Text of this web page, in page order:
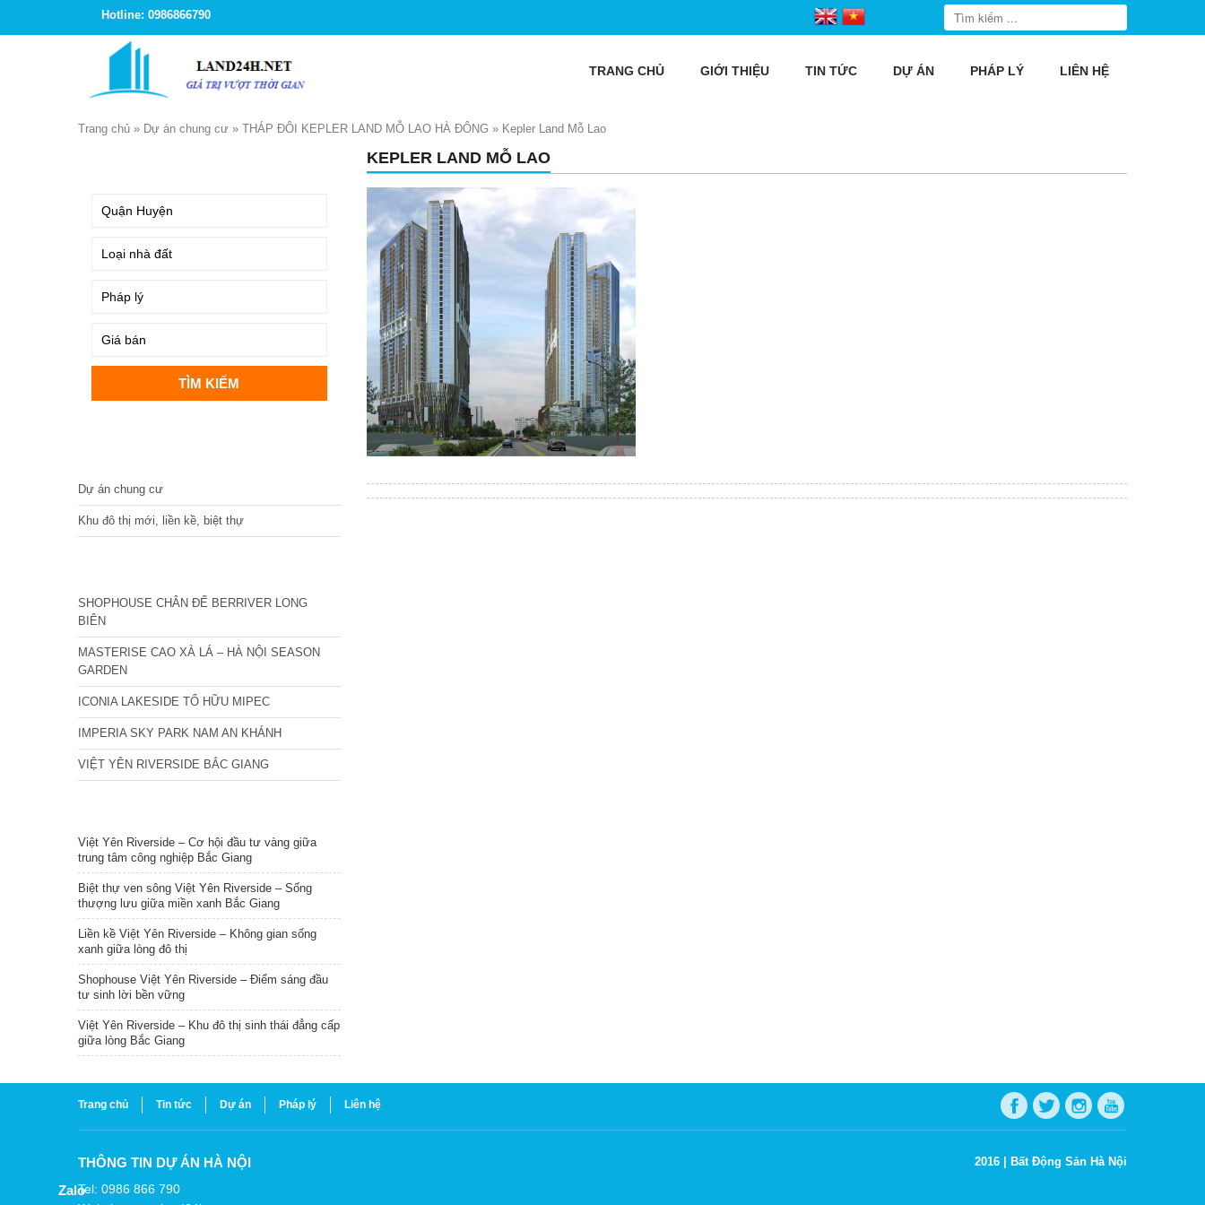
Hotline: 0986866790
TRANG CHỦ GIỚI THIỆU TIN TỨC DỰ ÁN PHÁP LÝ LIÊN HỆ
Trang chủ » Dự án chung cư » THÁP ĐÔI KEPLER LAND MỖ LAO HÀ ĐÔNG » Kepler Land Mỗ Lao
KEPLER LAND MỖ LAO
Dự án chung cư
Khu đô thị mới, liền kề, biệt thự
SHOPHOUSE CHÂN ĐẾ BERRIVER LONG
BIÊN
MASTERISE CAO XÀ LÁ – HÀ NỘI SEASON
GARDEN
ICONIA LAKESIDE TỐ HỮU MIPEC
IMPERIA SKY PARK NAM AN KHÁNH
VIỆT YÊN RIVERSIDE BẮC GIANG
Việt Yên Riverside – Cơ hội đầu tư vàng giữa
trung tâm công nghiệp Bắc Giang
Biệt thự ven sông Việt Yên Riverside – Sống
thượng lưu giữa miền xanh Bắc Giang
Liền kề Việt Yên Riverside – Không gian sống
xanh giữa lòng đô thị
Shophouse Việt Yên Riverside – Điểm sáng đầu
tư sinh lời bền vững
Việt Yên Riverside – Khu đô thị sinh thái đẳng cấp
giữa lòng Bắc Giang
Trang chủ Tin tức Dự án Pháp lý Liên hệ
THÔNG TIN DỰ ÁN HÀ NỘI
Tel: 0986 866 790
2016 | Bất Động Sản Hà Nội
Zalo